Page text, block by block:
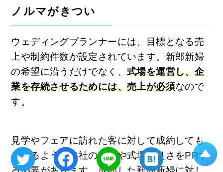
ノルマがきつい
ウェディングプランナーには、目標となる売
上や制約件数が設定されています。新郎新婦
の希望に沿うだけでなく、 式場を運営し、企
業を存続させるためには、売上が必須なので
す。
見学やフェアに訪れた客に対して成約しても
らえるよう、自社の魅力や式場の良さをPRす